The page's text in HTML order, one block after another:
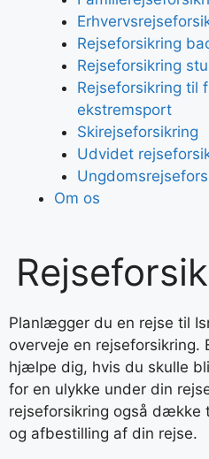
Rejseforsikring
Rejseforsikring
Rejseforsikring til
ekstremsport
Skirejseforsikring
Udvidet
Om os
Planlægger du en rejse til
overveje en rejseforsikring.
hjælpe dig, hvis du skulle
for en ulykke under din
rejseforsikring også dække
og afbestilling af din rejse.